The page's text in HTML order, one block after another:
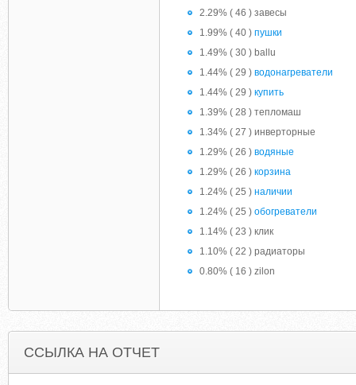
2.29% ( 46 ) завесы
1.99% ( 40 ) пушки
1.49% ( 30 ) ballu
1.44% ( 29 ) водонагреватели
1.44% ( 29 ) купить
1.39% ( 28 ) тепломаш
1.34% ( 27 ) инверторные
1.29% ( 26 ) водяные
1.29% ( 26 ) корзина
1.24% ( 25 ) наличии
1.24% ( 25 ) обогреватели
1.14% ( 23 ) клик
1.10% ( 22 ) радиаторы
0.80% ( 16 ) zilon
ССЫЛКА НА ОТЧЕТ